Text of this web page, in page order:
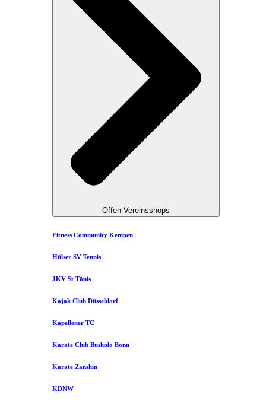
Offen Vereinsshops
Fitness Community Kempen
Hülser SV Tennis
JKV St Tönis
Kajak Club Düsseldorf
Kapellener TC
Karate Club Bushido Bonn
Karate Zanshin
KDNW